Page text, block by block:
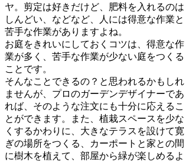
ヤ。剪定は好きだけど、肥料を入れるのは
しんどい、などなど、人には得意な作業と
苦手な作業がありますよね。
お庭をきれいにしておくコツは、得意な作
業が多く、苦手な作業が少ない庭をつくる
ことです。
そんなことできるの？と思われるかもしれ
ませんが、プロのガーデンデザイナーであ
れば、そのような注文にも十分に応えるこ
とができます。また、植栽スペースを少な
くするかわりに、大きなテラスを設けて寛
ぎの場所をつくる、カーポートと家との間
に樹木を植えて、部屋から緑が楽しめるよ